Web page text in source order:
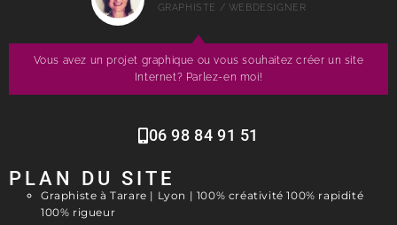
PLAN DU SITE
Graphiste à Tarare | Lyon | 100% créativité 100% rapidité
100% rigueur
Vous avez un projet graphique ou vous souhaitez créer un site
Internet? Parlez-en moi!
GRAPHISTE / WEBDESIGNER
06 98 84 91 51